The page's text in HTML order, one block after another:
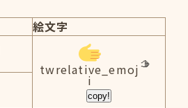
絵文字
twrelative_emoj
i
copy!